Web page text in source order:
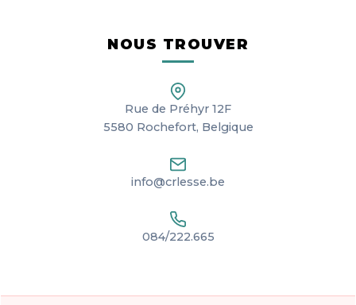
NOUS TROUVER
Rue de Préhyr 12F
5580 Rochefort, Belgique
info@crlesse.be
084/222.665